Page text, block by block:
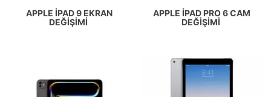
APPLE İPAD 9 EKRAN
DEĞIŞIMI
APPLE İPAD PRO 6 CAM
DEĞIŞIMI